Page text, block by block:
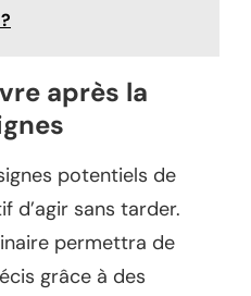
après la
potentiels de
d’agir sans tarder.
permettra de
grâce à des